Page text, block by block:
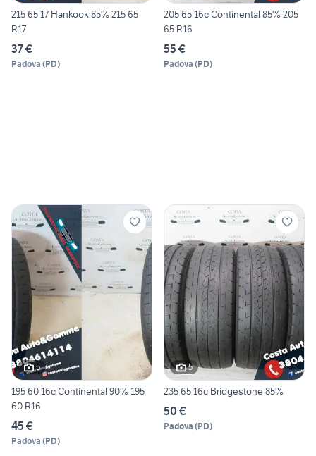
215 65 17 Hankook 85% 215 65
R17
37 €
Padova (PD)
205 65 16c Continental 85% 205
65 R16
55 €
Padova (PD)
5
195 60 16c Continental 90% 195
60 R16
45 €
Padova (PD)
5
235 65 16c Bridgestone 85%
50 €
Padova (PD)